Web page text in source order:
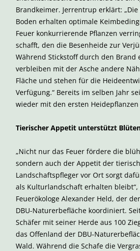
Brandkeimer. Jerrentrup erklärt:
Boden erhalten optimale
Feuer konkurrierende Pflanzen
schafft, den die Besenheide zur
Während Stickstoff durch den Brand
verbleiben mit der Asche andere
Fläche und stehen für die
Verfügung.“ Bereits im selben Jahr
wieder mit den ersten
Tierischer Appetit unterstützt
„Nicht nur das Feuer fördere die
sondern auch der Appetit der
Landschaftspfleger vor Ort sorgt
als Kulturlandschaft erhalten
Feuerökologe Alexander Held, der
DBU-Naturerbefläche koordiniert.
Schäfer mit seiner Herde aus 100
das Offenland der DBU-
Wald. Während die Schafe die